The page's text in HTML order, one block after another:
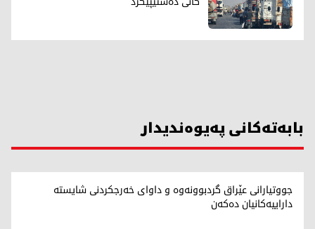
بابەتەکانی پەیوەندیدار
جووتیارانی عێراق گردبوونەوە و داوای خەرجکردنی شایستە
داراییەکانیان دەکەن